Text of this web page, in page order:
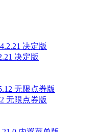
决定版
无限点券版